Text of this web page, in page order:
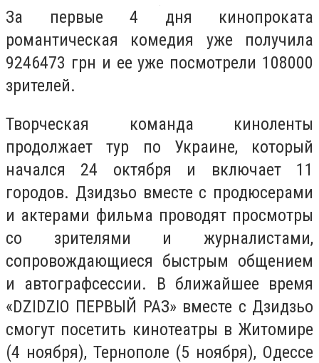
За первые 4 дня кинопроката
романтическая комедия уже получила
9246473 грн и ее уже посмотрели 108000
зрителей.
Творческая команда киноленты
продолжает тур по Украине, который
начался 24 октября и включает 11
городов. Дзидзьо вместе с продюсерами
и актерами фильма проводят просмотры
со зрителями и журналистами,
сопровождающиеся быстрым общением
и автографсессии. В ближайшее время
«DZIDZIO ПЕРВЫЙ РАЗ» вместе с Дзидзьо
смогут посетить кинотеатры в Житомире
(4 ноября), Тернополе (5 ноября), Одессе